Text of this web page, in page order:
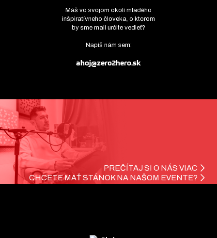
Máš vo svojom okolí mladého
inšpiratívneho človeka, o ktorom
by sme mali určite vedieť?
Napíš nám sem:
ahoj@zero2hero.sk
PREČÍTAJ SI O NÁS VIAC
CHCETE MAŤ STÁNOK NA NAŠOM EVENTE?